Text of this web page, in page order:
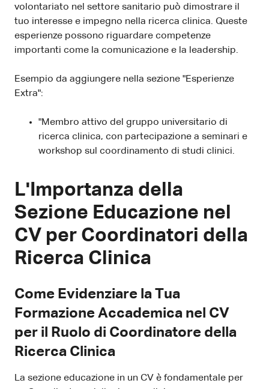
volontariato nel settore sanitario può dimostrare il
tuo interesse e impegno nella ricerca clinica. Queste
esperienze possono riguardare competenze
importanti come la comunicazione e la leadership.
Esempio da aggiungere nella sezione "Esperienze
Extra":
"Membro attivo del gruppo universitario di
ricerca clinica, con partecipazione a seminari e
workshop sul coordinamento di studi clinici.
L'Importanza della
Sezione Educazione nel
CV per Coordinatori della
Ricerca Clinica
Come Evidenziare la Tua
Formazione Accademica nel CV
per il Ruolo di Coordinatore della
Ricerca Clinica
La sezione educazione in un CV è fondamentale per